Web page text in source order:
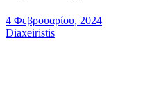
4 Φεβρουαρίου, 2024
Diaxeiristis